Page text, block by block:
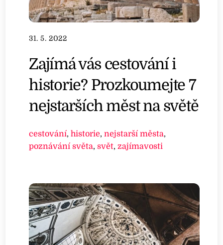
31. 5. 2022
Zajímá vás cestování i
historie? Prozkoumejte 7
nejstarších měst na světě
cestování,historie,nejstarší města,
poznávání světa,svět, zajímavosti